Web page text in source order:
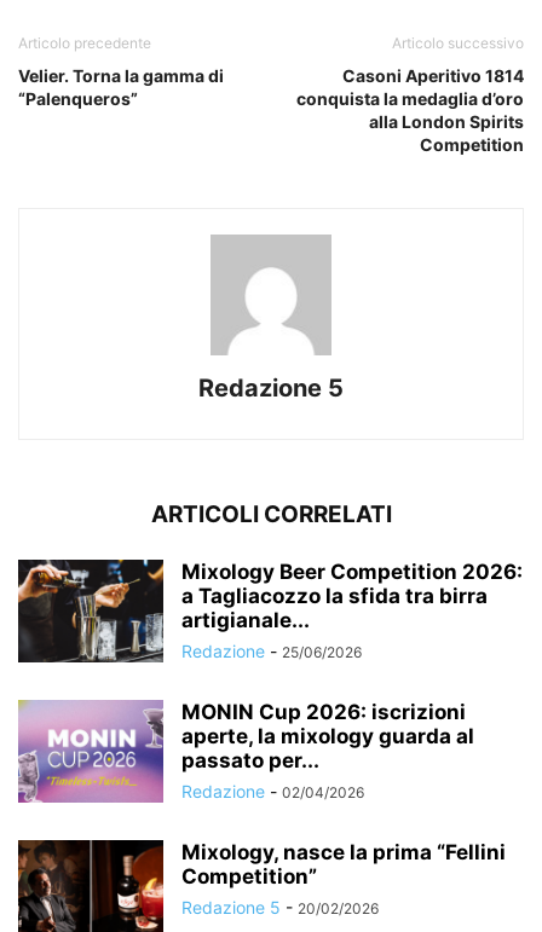
Articolo precedente
Velier. Torna la gamma di
“Palenqueros”
Articolo successivo
Casoni Aperitivo 1814
conquista la medaglia d’oro
alla London Spirits
Competition
Redazione 5
ARTICOLI CORRELATI
Mixology Beer Competition 2026:
a Tagliacozzo la sfida tra birra
artigianale...
Redazione - 25/06/2026
MONIN Cup 2026: iscrizioni
aperte, la mixology guarda al
passato per...
Redazione - 02/04/2026
Mixology, nasce la prima “Fellini
Competition”
Redazione 5 - 20/02/2026